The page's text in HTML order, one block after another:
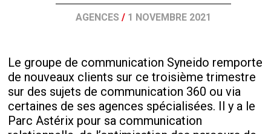
AGENCES / 1 NOVEMBRE 2021
Le groupe de communication Syneido remporte
de nouveaux clients sur ce troisième trimestre
sur des sujets de communication 360 ou via
certaines de ses agences spécialisées. Il y a le
Parc Astérix pour sa communication